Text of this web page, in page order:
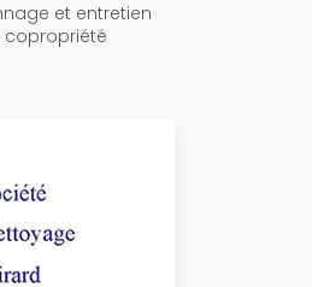
et entretien
copropriété